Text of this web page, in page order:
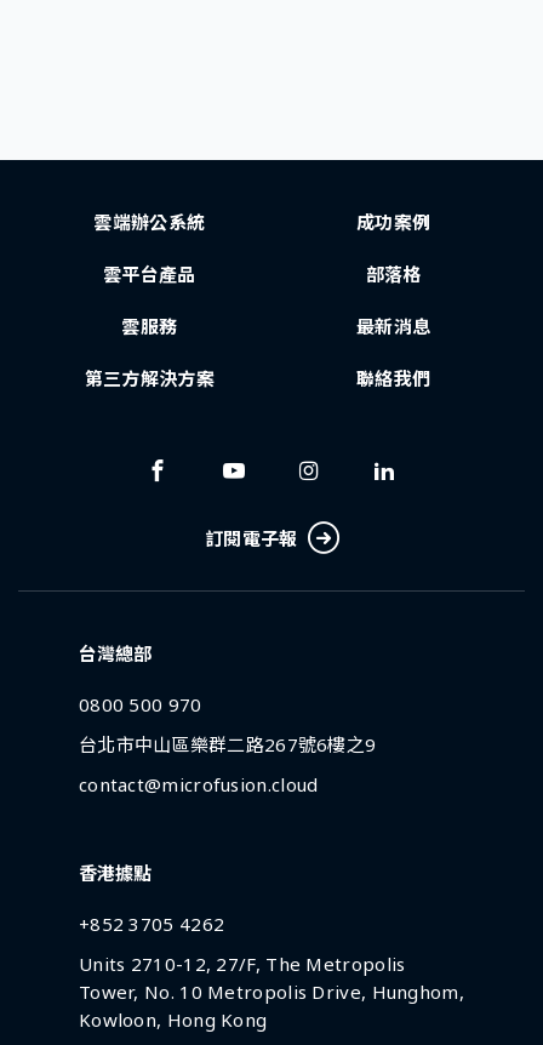
雲端辦公系統
雲平台產品
雲服務
第三方解決方案
成功案例
部落格
最新消息
聯絡我們
訂閱電子報
台灣總部
0800 500 970
台北市中山區樂群二路267號6樓之9
contact@microfusion.cloud
香港據點
+852 3705 4262
Units 2710-12, 27/F, The Metropolis
Tower, No. 10 Metropolis Drive, Hunghom,
Kowloon, Hong Kong